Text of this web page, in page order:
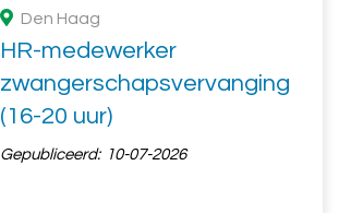
Den Haag
HR-medewerker
zwangerschapsvervanging
(16-20 uur)
Gepubliceerd: 10-07-2026